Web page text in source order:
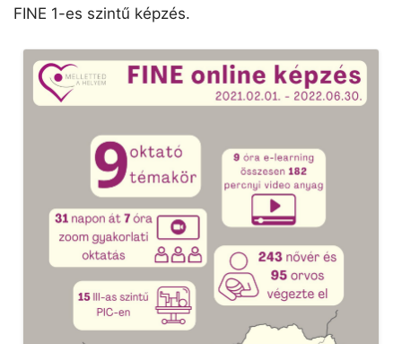
FINE 1-es szintű képzés.